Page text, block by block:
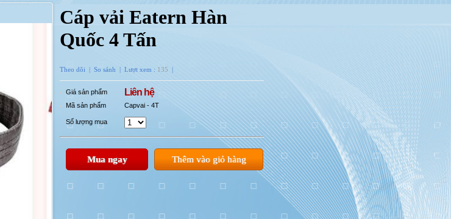
Cáp vải Eatern Hàn
Quốc 4 Tấn
Theo dõi | So sánh | Lượt xem : 135 |
Giá sản phẩm Liên hệ
Mã sản phẩm Capvai - 4T
Số lượng mua
Mua ngay Thêm vào giỏ hàng